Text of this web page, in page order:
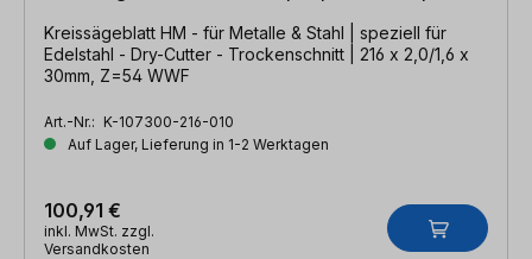
Kreissägeblatt HM - für Metalle & Stahl | speziell für
Edelstahl - Dry-Cutter - Trockenschnitt | 216 x 2,0/1,6 x
30mm, Z=54 WWF
Art.-Nr.: K-107300-216-010
Auf Lager, Lieferung in 1-2 Werktagen
100,91 €
inkl. MwSt. zzgl.
Versandkosten